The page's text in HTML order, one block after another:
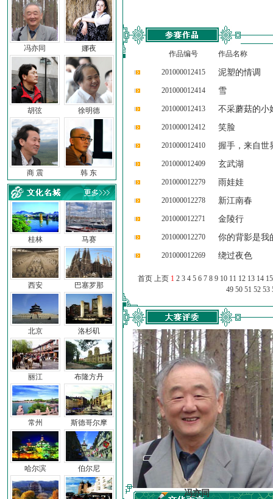
冯亦同 娜夜
胡弦 徐明德
商 震 韩 东
桂林
西安
北京
丽江
常州
哈尔滨
马赛
巴塞罗那
洛杉矶
布隆方丹
斯德哥尔摩
伯尔尼
作品编号 作品名称
201000012415 泥塑的情调
201000012414 雪
201000012413 不采蘑菇的小
201000012412 笑脸
201000012410 握手，来自世
201000012409 玄武湖
201000012279 雨娃娃
201000012278 新江南春
201000012271 金陵行
201000012270 你的背影是我
201000012269 绕过夜色
首页 上页 1 2 3 4 5 6 7 8 9 10 11 12 13 14 15
49 50 51 52 53
前子 冯亦同